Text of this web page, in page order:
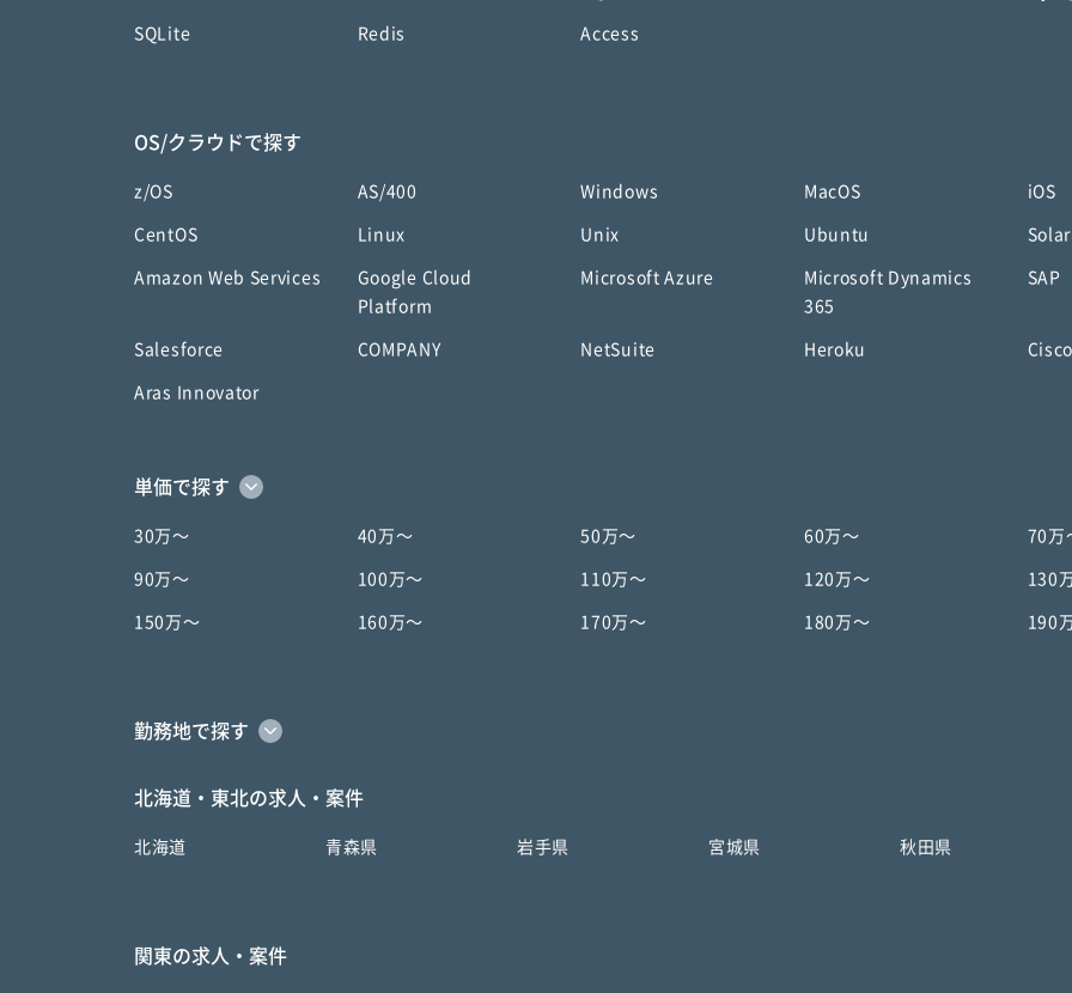
SQLite Redis Access
OS/クラウドで探す
z/OS AS/400 Windows MacOS iOS
CentOS Linux Unix Ubuntu
Amazon Web Services
Google Cloud
Platform
Microsoft Azure
Microsoft Dynamics
365
SAP
Salesforce COMPANY NetSuite Heroku
Aras Innovator
単価で探す
30万〜 40万〜 50万〜 60万〜 70万
90万〜 100万〜 110万〜 120万〜 130
150万〜 160万〜 170万〜 180万〜 190
勤務地で探す
北海道・東北の求人・案件
北海道 青森県 岩手県 宮城県 秋田県
関東の求人・案件